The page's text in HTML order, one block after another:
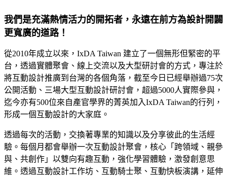
我們是充滿熱情活力的開拓者，永遠在前方為設計開闢
更寬廣的道路！
從2010年成立以來，IxDA Taiwan 建立了一個無形但緊密的平
台，透過實體聚會、線上交流以及大型研討會的方式，專注於
將互動設計推廣到台灣的各個角落，截至今日已經舉辦過75次
公開活動、三場大型互動設計研討會，超過5000人實際參與，
迄今亦有500位來自產官學界的菁英加入IxDA Taiwan的行列，
形成一個互動設計的大家庭。
透過每次的活動，交換著專業的知識以及分享彼此的生活經
驗。每個月都會舉辦一次互動設計聚會，核心「跨領域、親參
與、共創作」以雙向有趣互動，強化學習體驗，激發創意思
維。透過互動設計工作坊、互動騎士聚、互動快板演講，延伸